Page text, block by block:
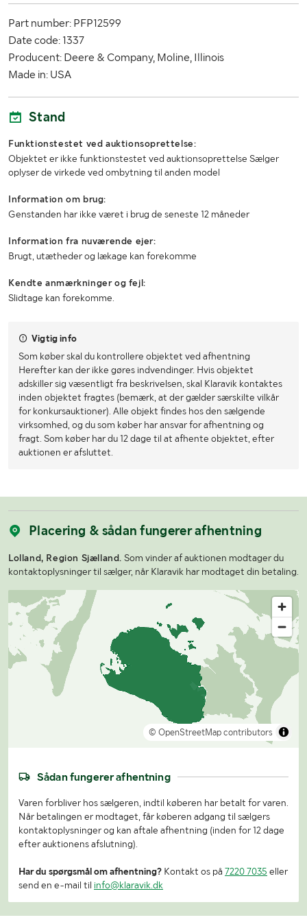
Part number: PFP12599
Date code: 1337
Producent: Deere & Company, Moline, Illinois
Made in: USA
Stand
Funktionstestet ved auktionsoprettelse:
Objektet er ikke funktionstestet ved auktionsoprettelse Sælger
oplyser de virkede ved ombytning til anden model
Information om brug:
Genstanden har ikke været i brug de seneste 12 måneder
Information fra nuværende ejer:
Brugt, utætheder og lækage kan forekomme
Kendte anmærkninger og fejl:
Slidtage kan forekomme.
Vigtig info
Som køber skal du kontrollere objektet ved afhentning
Herefter kan der ikke gøres indvendinger. Hvis objektet
adskiller sig væsentligt fra beskrivelsen, skal Klaravik kontaktes
inden objektet fragtes (bemærk, at der gælder særskilte vilkår
for konkursauktioner). Alle objekt findes hos den sælgende
virksomhed, og du som køber har ansvar for afhentning og
fragt. Som køber har du 12 dage til at afhente objektet, efter
auktionen er afsluttet.
Placering & sådan fungerer afhentning
Lolland, Region Sjælland. Som vinder af auktionen modtager du
kontaktoplysninger til sælger, når Klaravik har modtaget din betaling.
© OpenStreetMap contributors
Sådan fungerer afhentning
Varen forbliver hos sælgeren, indtil køberen har betalt for varen.
Når betalingen er modtaget, får køberen adgang til sælgers
kontaktoplysninger og kan aftale afhentning (inden for 12 dage
efter auktionens afslutning).
Har du spørgsmål om afhentning? Kontakt os på 7220 7035 eller
send en e-mail til info@klaravik.dk